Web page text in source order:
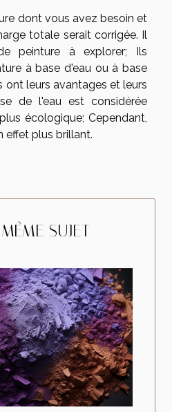
dont vous avez besoin et
totale serait corrigée. Il
peinture à explorer; Ils
à base d'eau ou à base
ont leurs avantages et leurs
de l'eau est considérée
écologique; Cependant,
effet plus brillant.
SUJET